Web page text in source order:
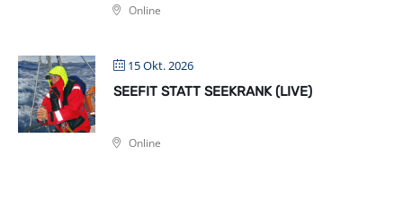
Online
15 Okt. 2026
SEEFIT STATT SEEKRANK (LIVE)
Online